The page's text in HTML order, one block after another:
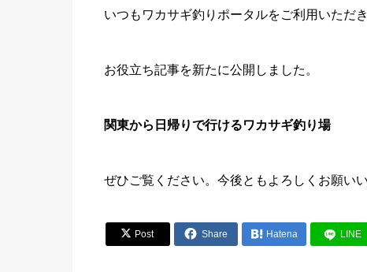
いつもワカサギ釣りポータルをご利用いただ
お役立ち記事を新たに公開しました。
関東から日帰りで行けるワカサギ釣り場
ぜひご覧ください。今後ともよろしくお願いい
 Post  Share  Hatena LINE